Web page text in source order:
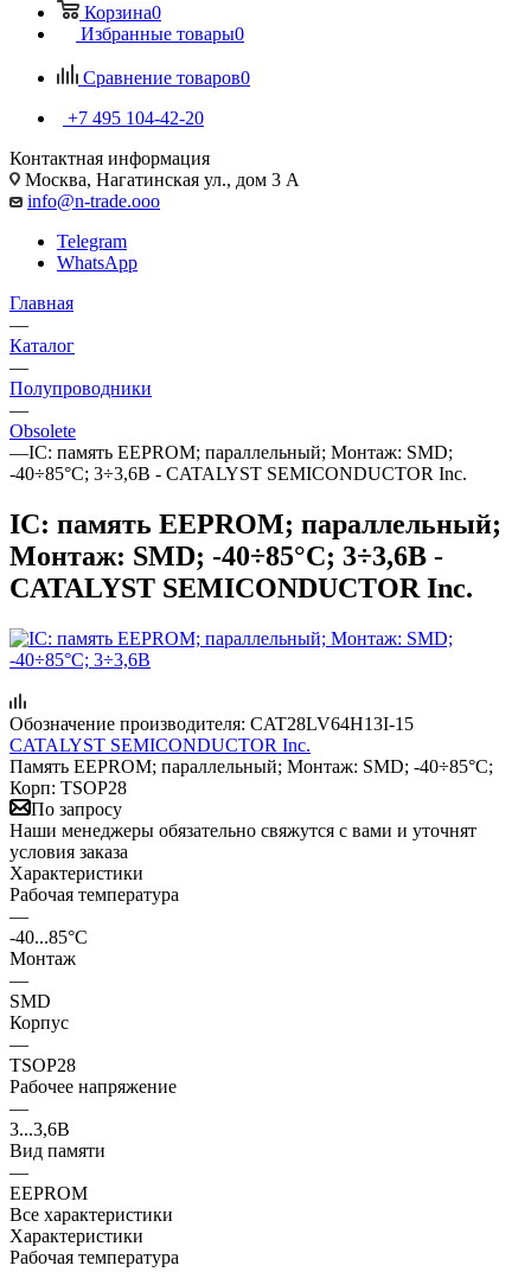
Корзина0
Избранные товары0
Сравнение товаров0
+7 495 104-42-20
Контактная информация
Москва, Нагатинская ул., дом 3 А
info@n-trade.ooo
Telegram
WhatsApp
Главная
—
Каталог
—
Полупроводники
—
Obsolete
—IC: память EEPROM; параллельный; Монтаж: SMD;
-40÷85°C; 3÷3,6В - CATALYST SEMICONDUCTOR Inc.
IC: память EEPROM; параллельный;
Монтаж: SMD; -40÷85°C; 3÷3,6В -
CATALYST SEMICONDUCTOR Inc.
Обозначение производителя: CAT28LV64H13I-15
CATALYST SEMICONDUCTOR Inc.
Память EEPROM; параллельный; Монтаж: SMD; -40÷85°C;
Корп: TSOP28
По запросу
Наши менеджеры обязательно свяжутся с вами и уточнят
условия заказа
Характеристики
Рабочая температура
—
-40...85°C
Монтаж
—
SMD
Корпус
—
TSOP28
Рабочее напряжение
—
3...3,6В
Вид памяти
—
EEPROM
Все характеристики
Характеристики
Рабочая температура